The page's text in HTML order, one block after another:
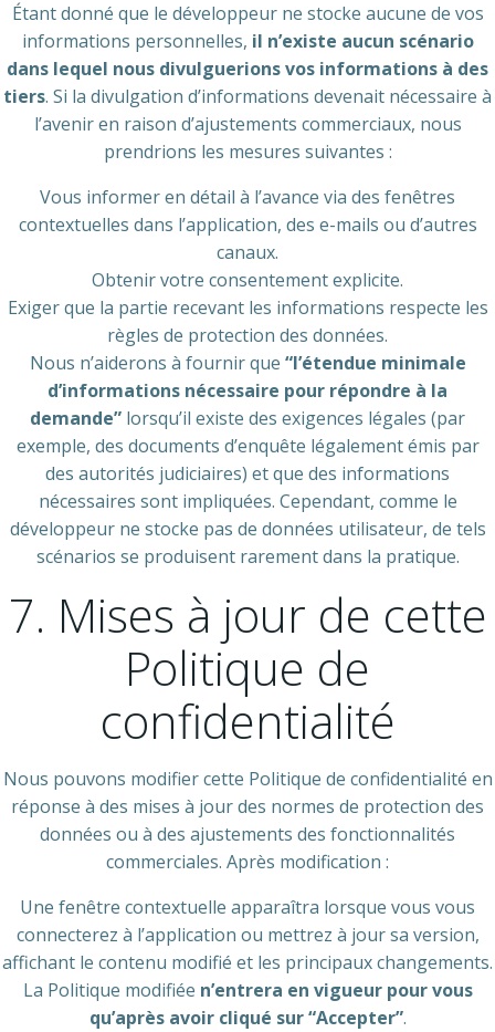
Étant donné que le développeur ne stocke aucune de vos
informations personnelles, il n’existe aucun scénario
dans lequel nous divulguerions vos informations à des
tiers. Si la divulgation d’informations devenait nécessaire à
l’avenir en raison d’ajustements commerciaux, nous
prendrions les mesures suivantes :
Vous informer en détail à l’avance via des fenêtres
contextuelles dans l’application, des e-mails ou d’autres
canaux.
Obtenir votre consentement explicite.
Exiger que la partie recevant les informations respecte les
règles de protection des données.
Nous n’aiderons à fournir que “l’étendue minimale
d’informations nécessaire pour répondre à la
demande” lorsqu’il existe des exigences légales (par
exemple, des documents d’enquête légalement émis par
des autorités judiciaires) et que des informations
nécessaires sont impliquées. Cependant, comme le
développeur ne stocke pas de données utilisateur, de tels
scénarios se produisent rarement dans la pratique.
7. Mises à jour de cette
Politique de
confidentialité
Nous pouvons modifier cette Politique de confidentialité en
réponse à des mises à jour des normes de protection des
données ou à des ajustements des fonctionnalités
commerciales. Après modification :
Une fenêtre contextuelle apparaîtra lorsque vous vous
connecterez à l’application ou mettrez à jour sa version,
affichant le contenu modifié et les principaux changements.
La Politique modifiée n’entrera en vigueur pour vous
qu’après avoir cliqué sur “Accepter”.